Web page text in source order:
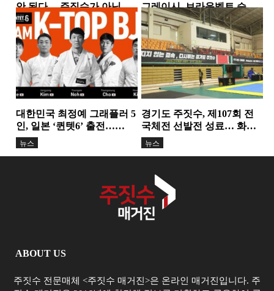
안 된다… 주짓수가 아닌 폭
력을 배우는 아이들
뉴스
그레이시, 브라운벨트 승
급…18년간 이어온 헌신과
성장의 결실
뉴스
대한민국 최정예 그래플러 5
인, 일본 ‘퀸텟6’ 출전…
TEAM K-TOP BJJ, 서바이
벌...
뉴스
경기도 주짓수, 제107회 전
국체전 선발전 성료… 화합
과 도약의 무대 마련
뉴스
ABOUT US
주짓수 전문매체 <주짓수 매거진>은 온라인 매거진입니다. 주